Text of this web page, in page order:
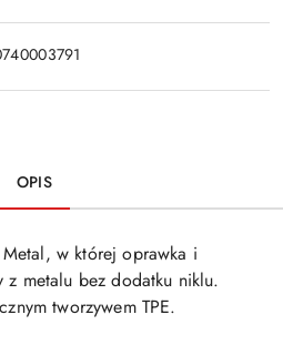
OPIS
w której oprawka i
z metalu bez dodatku niklu.
tworzywem TPE.